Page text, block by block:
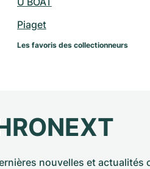
Piaget
Les favoris des collectionneurs
nouvelles et actualités